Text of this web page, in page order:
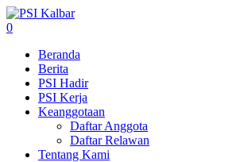
0
Beranda
Berita
PSI Hadir
PSI Kerja
Keanggotaan
Daftar Anggota
Daftar Relawan
Tentang Kami